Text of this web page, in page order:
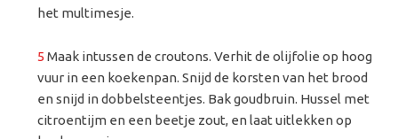
het multimesje.
5Maak intussen de croutons. Verhit de olijfolie op hoog
vuur in een koekenpan. Snijd de korsten van het brood
en snijd in dobbelsteentjes. Bak goudbruin. Hussel met
citroentijm en een beetje zout, en laat uitlekken op